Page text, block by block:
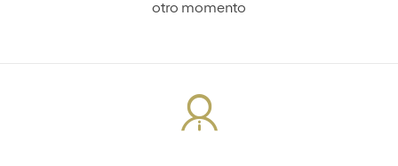
otro momento